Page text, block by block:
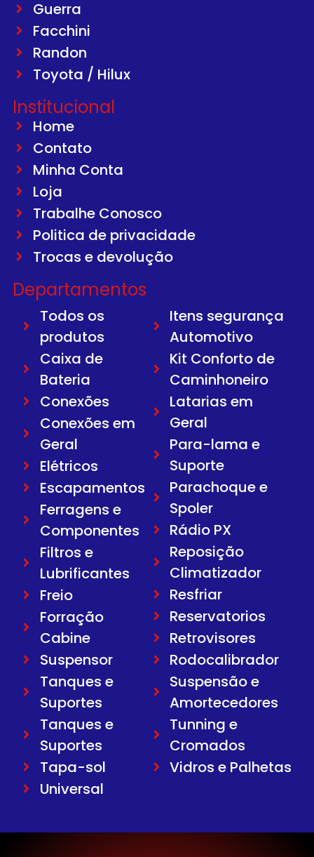
Guerra
Facchini
Randon
Toyota / Hilux
Institucional
Home
Contato
Minha Conta
Loja
Trabalhe Conosco
Politica de privacidade
Trocas e devolução
Departamentos
Todos os
produtos
Caixa de
Bateria
Conexões
Conexões em
Geral
Elétricos
Escapamentos
Ferragens e
Componentes
Filtros e
Lubrificantes
Freio
Forração
Cabine
Suspensor
Tanques e
Suportes
Tanques e
Suportes
Tapa-sol
Universal
Itens segurança
Automotivo
Kit Conforto de
Caminhoneiro
Latarias em
Geral
Para-lama e
Suporte
Parachoque e
Spoler
Rádio PX
Reposição
Climatizador
Resfriar
Reservatorios
Retrovisores
Rodocalibrador
Suspensão e
Amortecedores
Tunning e
Cromados
Vidros e Palhetas